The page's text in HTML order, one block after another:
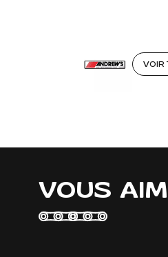
VOIR
VOUS